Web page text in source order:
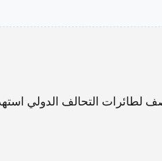
لطائرات التحالف الدولي